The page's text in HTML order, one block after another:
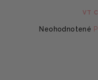
VT
Priemerné
Neohodnotené